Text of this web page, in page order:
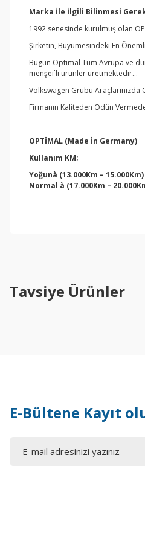
Marka İle İlgili Bilinmesi
1992 senesinde kurulmuş olan
Şirketin, Büyümesindeki En
Bugün Optimal Tüm Avrupa ve
menşei`li ürünler üretmektedir…
Volkswagen Grubu
Firmanın Kaliteden Ödün
OPTİMAL (Made İn Germany)
Kullanım KM;
Yoğunà (13.000Km – 15.000Km)
Normal à (17.000Km –
Tavsiye Ürünler
E-Bültene Kayıt